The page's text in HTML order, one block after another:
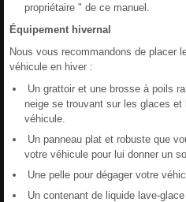
propriétaire " de ce manuel.
Équipement hivernal
Nous vous recommandons de placer
véhicule en hiver :
Un grattoir et une brosse à poils
neige se trouvant sur les glaces
véhicule.
Un panneau plat et robuste que
votre véhicule pour lui donner un
Une pelle pour dégager votre
Un contenant de liquide lave-